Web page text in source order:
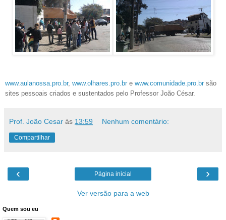
www.aulanossa.pro.br, www.olhares.pro.br e www.comunidade.pro.br são
sites pessoais criados e sustentados pelo Professor João César.
Prof. João Cesar às 13:59 Nenhum comentário:
Compartilhar
‹ ›
Página inicial
Ver versão para a web
Quem sou eu